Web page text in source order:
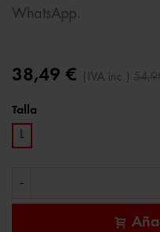
WhatsApp.
38,49 € (IVA inc.)
Talla
L
-